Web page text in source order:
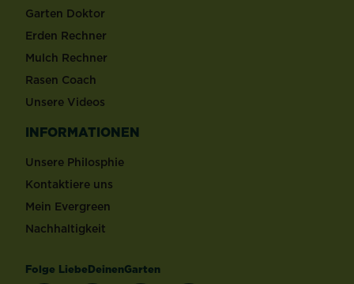
Garten Doktor
Erden Rechner
Mulch Rechner
Rasen Coach
Unsere Videos
INFORMATIONEN
Unsere Philosphie
Kontaktiere uns
Mein Evergreen
Nachhaltigkeit
Folge LiebeDeinenGarten